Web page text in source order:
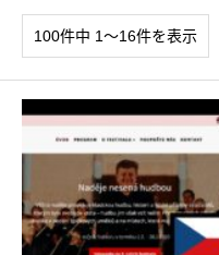
100件中 1〜16件を表示